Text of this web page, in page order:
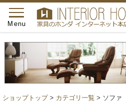
toggle
navigation
Menu
ショップトップ> カテゴリ一覧 > ソファ